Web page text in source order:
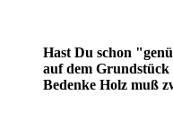
Hast Du schon
auf dem Grundstück
Bedenke Holz muß